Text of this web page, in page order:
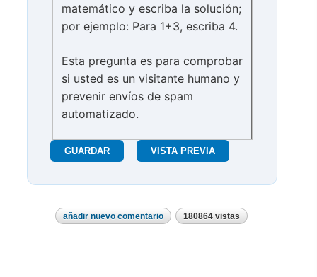
matemático y escriba la solución;
por ejemplo: Para 1+3, escriba 4.
Esta pregunta es para comprobar
si usted es un visitante humano y
prevenir envíos de spam
automatizado.
añadir nuevo comentario 180864 vistas